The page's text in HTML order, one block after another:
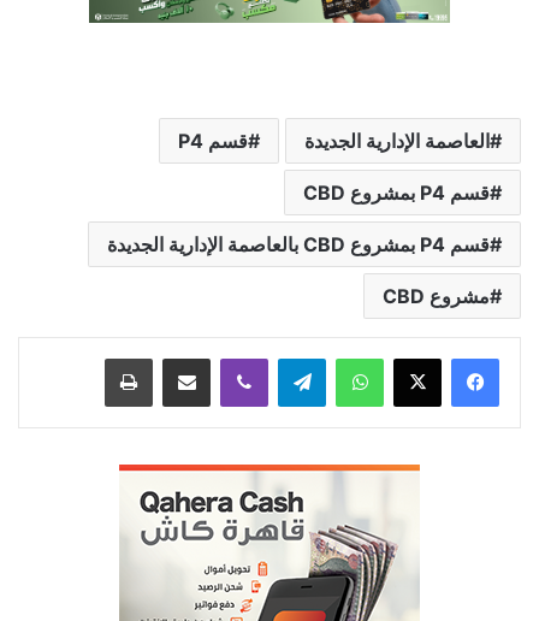
العاصمة الإدارية الجديدة قسم P4
قسم P4 بمشروع CBD
قسم P4 بمشروع CBD بالعاصمة الإدارية الجديدة
مشروع CBD
واتساب تيلقرام ڤايبر مشاركة عبر البريد طباعة